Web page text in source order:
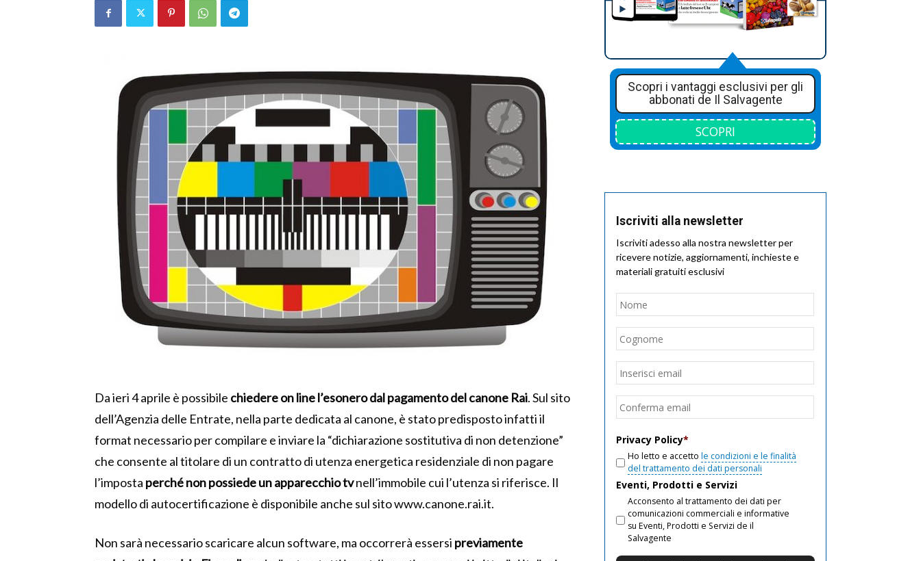
Da ieri 4 aprile è possibile chiedere on line l’esonero dal pagamento del canone Rai. Sul sito
dell’Agenzia delle Entrate, nella parte dedicata al canone, è stato predisposto infatti il
format necessario per compilare e inviare la “dichiarazione sostitutiva di non detenzione”
che consente al titolare di un contratto di utenza energetica residenziale di non pagare
l’imposta perché non possiede un apparecchio tvnell’immobile cui l’utenza si riferisce. Il
modello di autocertificazione è disponibile anche sul sito www.canone.rai.it.
Non sarà necessario scaricare alcun software, ma occorrerà essersi previamente
Scopri i vantaggi esclusivi per gli
abbonati de Il Salvagente
SCOPRI
Iscriviti alla newsletter
Iscriviti adesso alla nostra newsletter per
ricevere notizie, aggiornamenti, inchieste e
materiali gratuiti esclusivi
Nome
Email
Privacy Policy*
Ho letto e accetto le condizioni e le finalità
del trattamento dei dati personali
Eventi, Prodotti e Servizi
Acconsento al trattamento dei dati per
comunicazioni commerciali e informative
su Eventi, Prodotti e Servizi de il
Salvagente